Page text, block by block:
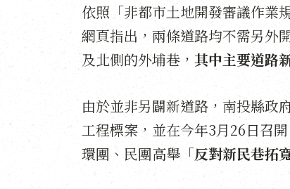
依照「非都市土地開發審議作業
網頁指出，兩條道路均不需另外
及北側的外埔巷， 其中主要道路
由於並非另闢新道路，南投縣政
工程標案，並在今年3月26日召
環團、民團高舉「反對新民巷拓